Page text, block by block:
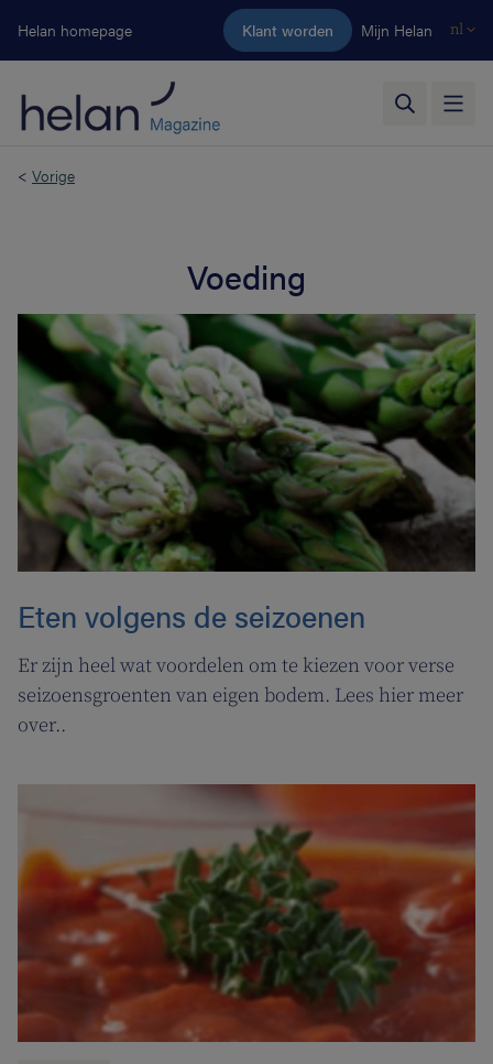
Ga naar de hoofdinhoud
Helan homepage Klant worden Mijn Helan nl
< Vorige
Voeding
Eten volgens de seizoenen
Er zijn heel wat voordelen om te kiezen voor verse
seizoensgroenten van eigen bodem. Lees hier meer
over..